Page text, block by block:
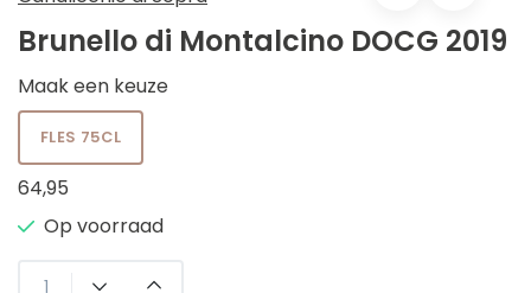
Brunello di Montalcino DOCG 2019
Maak een keuze
FLES 75CL
64,95
Op voorraad